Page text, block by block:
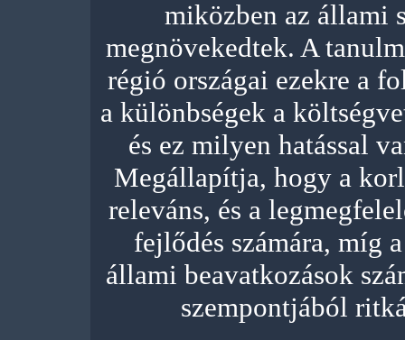
miközben az állami
megnövekedtek. A
régió országai ezekre a
a különbségek a
és ez milyen hatással
Megállapítja, hogy a
releváns, és a
fejlődés számára, míg
állami beavatkozások
szempontjából